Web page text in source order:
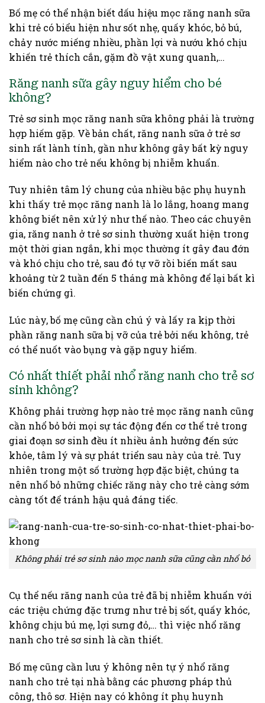
Bố mẹ có thể nhận biết dấu hiệu mọc răng nanh sữa
khi trẻ có biểu hiện như sốt nhẹ, quấy khóc, bỏ bú,
chảy nước miếng nhiều, phần lợi và nướu khó chịu
khiến trẻ thích cắn, gặm đồ vật xung quanh,…
Răng nanh sữa gây nguy hiểm cho bé
không?
Trẻ sơ sinh mọc răng nanh sữa không phải là trường
hợp hiếm gặp. Về bản chất, răng nanh sữa ở trẻ sơ
sinh rất lành tính, gần như không gây bất kỳ nguy
hiểm nào cho trẻ nếu không bị nhiễm khuẩn.
Tuy nhiên tâm lý chung của nhiều bậc phụ huynh
khi thấy trẻ mọc răng nanh là lo lắng, hoang mang
không biết nên xử lý như thế nào. Theo các chuyên
gia, răng nanh ở trẻ sơ sinh thường xuất hiện trong
một thời gian ngắn, khi mọc thường ít gây đau đớn
và khó chịu cho trẻ, sau đó tự vỡ rồi biến mất sau
khoảng từ 2 tuần đến 5 tháng mà không để lại bất kì
biến chứng gì.
Lúc này, bố mẹ cũng cần chú ý và lấy ra kịp thời
phần răng nanh sữa bị vỡ của trẻ bởi nếu không, trẻ
có thể nuốt vào bụng và gặp nguy hiểm.
Có nhất thiết phải nhổ răng nanh cho trẻ sơ
sinh không?
Không phải trường hợp nào trẻ mọc răng nanh cũng
cần nhổ bỏ bởi mọi sự tác động đến cơ thể trẻ trong
giai đoạn sơ sinh đều ít nhiều ảnh hưởng đến sức
khỏe, tâm lý và sự phát triển sau này của trẻ. Tuy
nhiên trong một số trường hợp đặc biệt, chúng ta
nên nhổ bỏ những chiếc răng này cho trẻ càng sớm
càng tốt để tránh hậu quả đáng tiếc.
Không phải trẻ sơ sinh nào mọc nanh sữa cũng cần nhổ bỏ
Cụ thể nếu răng nanh của trẻ đã bị nhiễm khuẩn với
các triệu chứng đặc trưng như trẻ bị sốt, quấy khóc,
không chịu bú mẹ, lợi sưng đỏ,… thì việc nhổ răng
nanh cho trẻ sơ sinh là cần thiết.
Bố mẹ cũng cần lưu ý không nên tự ý nhổ răng
nanh cho trẻ tại nhà bằng các phương pháp thủ
công, thô sơ. Hiện nay có không ít phụ huynh